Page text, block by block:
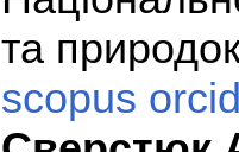
та
scopus